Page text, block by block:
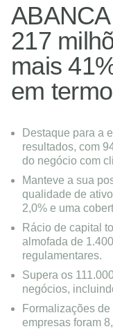
217
mais
em
Destaque para a
resultados, com
do negócio com
Manteve a sua
qualidade de
2,0% e uma
Rácio de capital
almofada de
regulamentares.
Supera os
negócios,
Formalizações
empresas foram